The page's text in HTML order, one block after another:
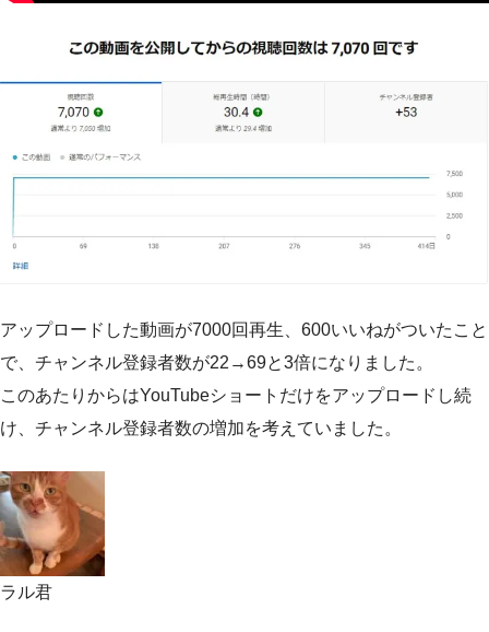
アップロードした動画が7000回再生、600いいねがついたこと
で、チャンネル登録者数が22→69と3倍になりました。
このあたりからはYouTubeショートだけをアップロードし続
け、チャンネル登録者数の増加を考えていました。
ラル君